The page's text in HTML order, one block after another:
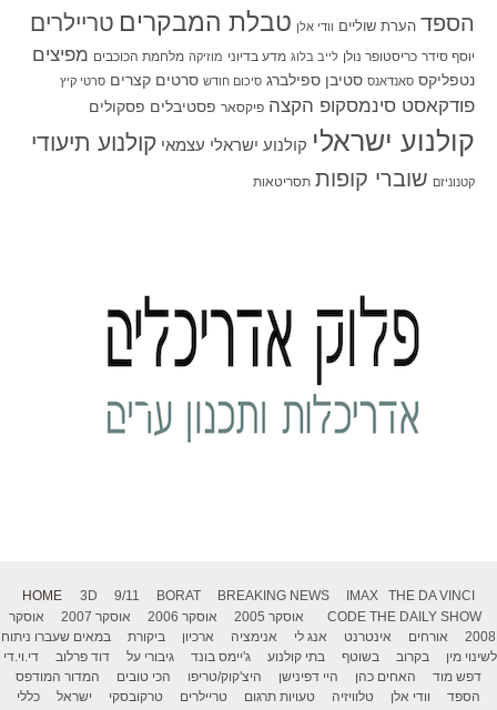
הספד הערת שוליים וודי אלן טבלת המבקרים טריילרים
יוסף סידר כריסטופר נולן לייב בלוג מדע בדיוני מוזיקה מלחמת הכוכבים מפיצים
נטפליקס סאנדאנס סטיבן ספילברג סיכום חודש סרטים קצרים סרטי קיץ
פודקאסט סינמסקופ הקצה פיקסאר פסטיבלים פסקולים
קולנוע ישראלי קולנוע ישראלי עצמאי קולנוע תיעודי
קטנוניזם שוברי קופות תסריטאות
HOME 3D 9/11 BORAT BREAKING NEWS IMAX
THE DA VINCI
CODE THE DAILY SHOW אוסקר 2005 אוסקר 2006 אוסקר 2007
אוסקר
2008
אורחים אינטרנט אנג לי אנימציה ארכיון ביקורת
במאים שעברו ניתוח
לשינוי מין
בקרוב בשוטף בתי קולנוע ג'יימס בונד גיבורי על דוד פרלוב
די.וי.די
דפש מוד
האחים כהן היי דפינישן היצ'קוק/טריפו הכי טובים
המדור המודפס
הספד
וודי אלן טלוויזיה טעויות תרגום טריילרים טרקובסקי ישראל
כללי